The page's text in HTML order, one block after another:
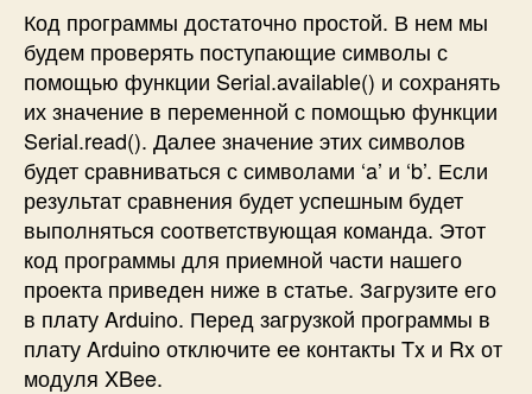
Код программы достаточно простой. В нем мы
будем проверять поступающие символы с
помощью функции Serial.available() и сохранять
их значение в переменной с помощью функции
Serial.read(). Далее значение этих символов
будет сравниваться с символами ‘a’ и ‘b’. Если
результат сравнения будет успешным будет
выполняться соответствующая команда. Этот
код программы для приемной части нашего
проекта приведен ниже в статье. Загрузите его
в плату Arduino. Перед загрузкой программы в
плату Arduino отключите ее контакты Tx и Rx от
модуля XBee.